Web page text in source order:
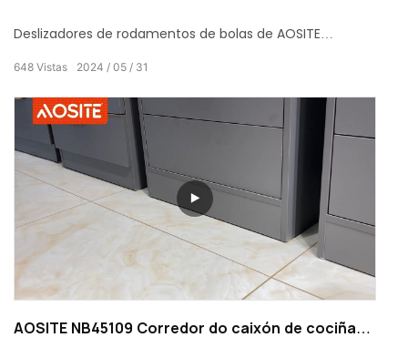
Deslizadores de rodamentos de bolas de AOSITE
almacenados.
2024 05 31
648 Vistas
AOSITE NB45109 Corredor do caixón de cociña